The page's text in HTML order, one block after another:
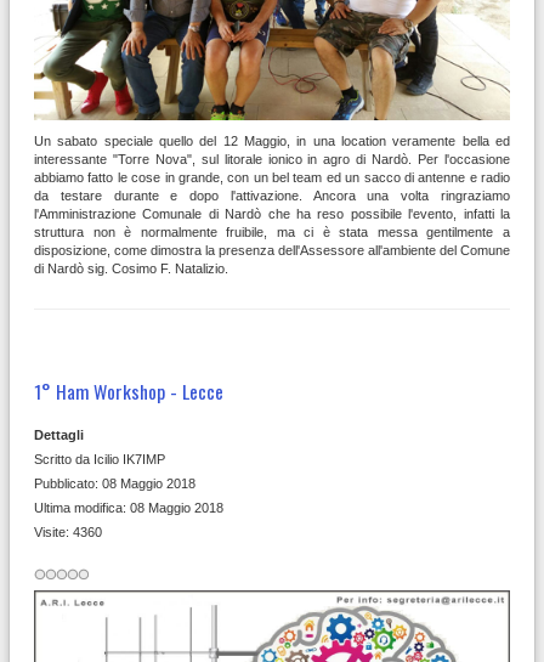
Un sabato speciale quello del 12 Maggio, in una location veramente bella ed
interessante "Torre Nova", sul litorale ionico in agro di Nardò. Per l'occasione
abbiamo fatto le cose in grande, con un bel team ed un sacco di antenne e radio
da testare durante e dopo l'attivazione. Ancora una volta ringraziamo
l'Amministrazione Comunale di Nardò che ha reso possibile l'evento, infatti la
struttura non è normalmente fruibile, ma ci è stata messa gentilmente a
disposizione, come dimostra la presenza dell'Assessore all'ambiente del Comune
di Nardò sig. Cosimo F. Natalizio.
1° Ham Workshop - Lecce
Dettagli
Scritto da Icilio IK7IMP
Pubblicato: 08 Maggio 2018
Ultima modifica: 08 Maggio 2018
Visite: 4360